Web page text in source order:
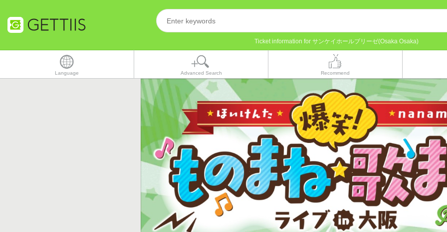
Ticket information for サンケイホールブリーゼ(Osaka Osaka)
Language Advanced Search Recommend